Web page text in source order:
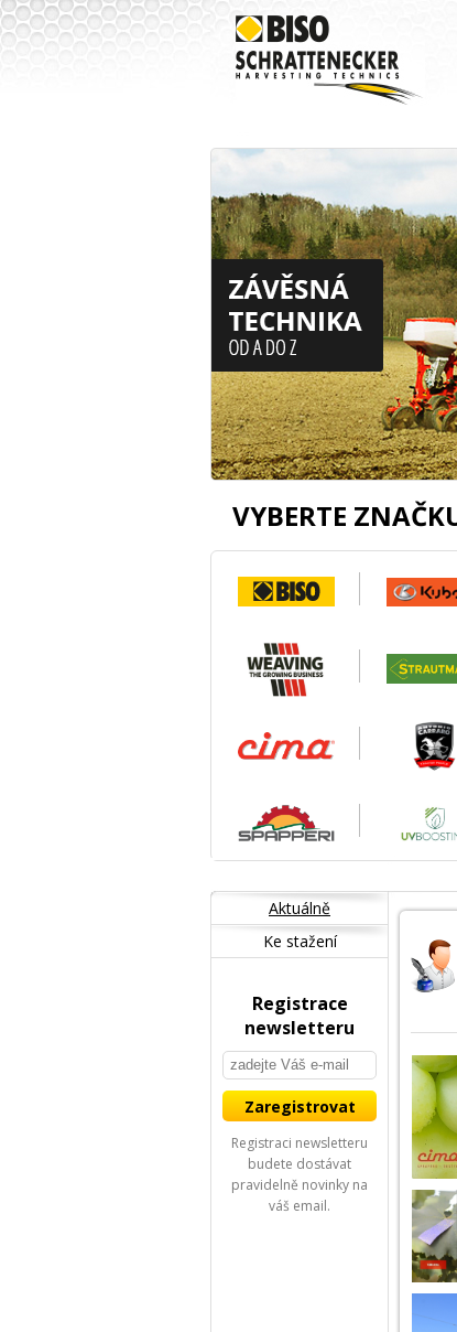
VYBERTE
Aktuálně
Ke stažení
Registrace
newsletteru
Registraci newsletteru
budete dostávat
pravidelně novinky na
váš email.